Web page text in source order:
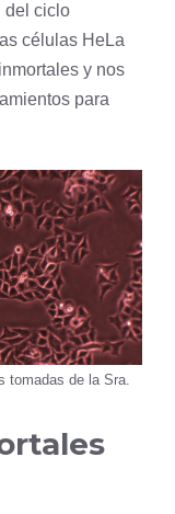
ciclo
células HeLa
y nos
para
tomadas de la Sra.